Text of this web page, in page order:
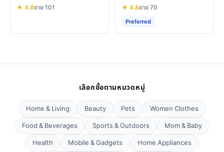
★ 4.8ขาย 101 ★ 4.8ขาย 70
Preferred
เลือกซื้อตามหมวดหมู่
Home & Living Beauty Pets
Women Clothes
Food & Beverages
Sports & Outdoors
Mom & Baby
Health
Mobile & Gadgets
Home Appliances